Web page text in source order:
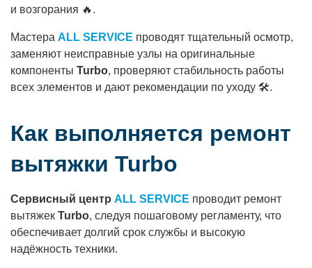
и возгорания 🔥.
Мастера ALL SERVICE проводят тщательный осмотр,
заменяют неисправные узлы на оригинальные
компоненты Turbo, проверяют стабильность работы
всех элементов и дают рекомендации по уходу 🛠️.
Как выполняется ремонт
вытяжки Turbo
Сервисный центр ALL SERVICE проводит ремонт
вытяжек Turbo, следуя пошаговому регламенту, что
обеспечивает долгий срок службы и высокую
надёжность техники.